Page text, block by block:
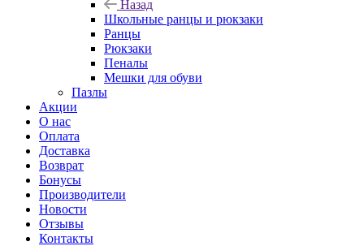
Назад
Школьные ранцы и рюкзаки
Ранцы
Рюкзаки
Пеналы
Мешки для обуви
Пазлы
Акции
О нас
Оплата
Доставка
Возврат
Бонусы
Производители
Новости
Отзывы
Контакты